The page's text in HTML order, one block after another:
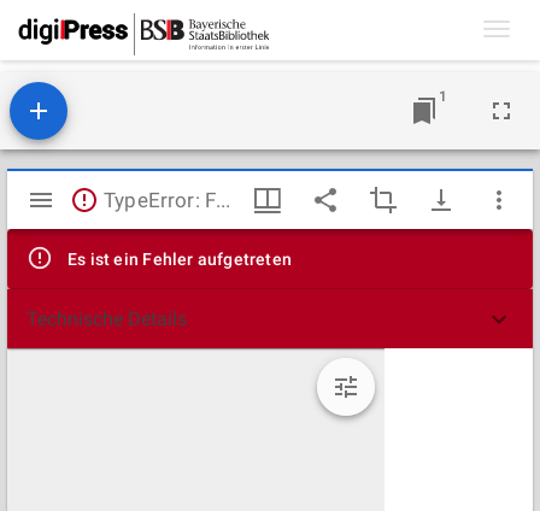
1
Mirador
Viewer
TypeError: Failed to fetch
Es ist ein Fehler aufgetreten
Technische Details